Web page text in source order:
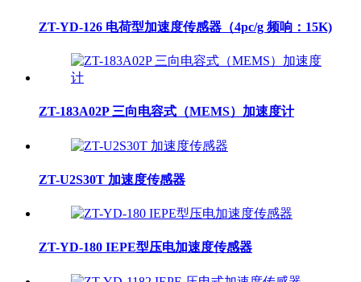
ZT-YD-126 电荷型加速度传感器（4pc/g 频响：15K)
ZT-183A02P 三向电容式（MEMS）加速度计
ZT-U2S30T 加速度传感器
ZT-YD-180 IEPE型压电加速度传感器